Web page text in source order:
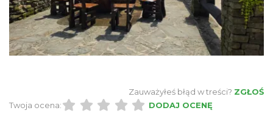
Zauważyłeś błąd w treści? ZGŁOŚ
Twoja ocena:
DODAJ OCENĘ